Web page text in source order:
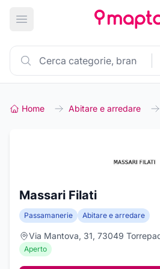
Apri menu principale
Home Abitare e arredare
Massari Filati
Passamanerie Abitare e arredare
Via Mantova, 31, 73049
Aperto